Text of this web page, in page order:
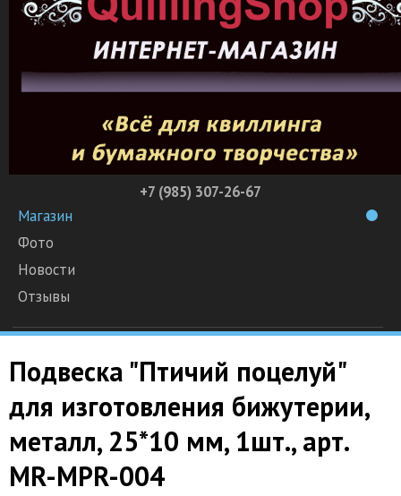
+7 (985) 307-26-67
Магазин
Фото
Новости
Отзывы
Подвеска "Птичий поцелуй"
для изготовления бижутерии,
металл, 25*10 мм, 1шт., арт.
MR-MPR-004